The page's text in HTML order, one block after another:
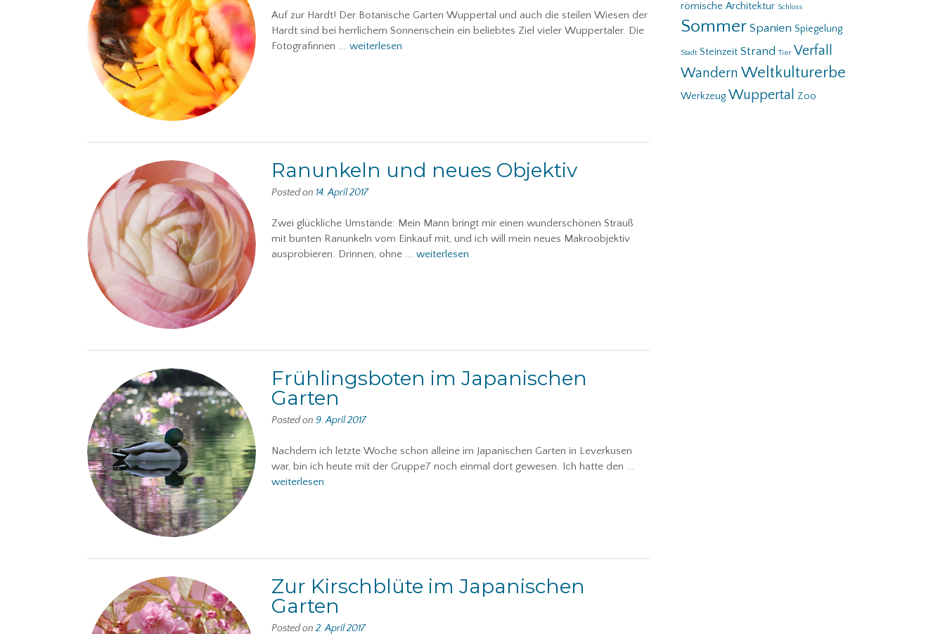
Auf zur Hardt! Der Botanische Garten Wuppertal und auch die steilen Wiesen der
Hardt sind bei herrlichem Sonnenschein ein beliebtes Ziel vieler Wuppertaler. Die
Fotografinnen ... weiterlesen
Ranunkeln und neues Objektiv
Posted on 14. April 2017
Zwei glückliche Umstände: Mein Mann bringt mir einen wunderschönen Strauß
mit bunten Ranunkeln vom Einkauf mit, und ich will mein neues Makroobjektiv
ausprobieren. Drinnen, ohne ... weiterlesen
Frühlingsboten im Japanischen
Garten
Posted on 9. April 2017
Nachdem ich letzte Woche schon alleine im Japanischen Garten in Leverkusen
war, bin ich heute mit der Gruppe7 noch einmal dort gewesen. Ich hatte den ...
weiterlesen
Zur Kirschblüte im Japanischen
Garten
Posted on 2. April 2017
römische Architektur Schloss
Sommer Spanien Spiegelung
Stadt Steinzeit Strand Tier Verfall
Wandern Weltkulturerbe
Werkzeug Wuppertal Zoo